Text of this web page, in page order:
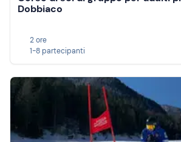
Dobbiaco
2 ore
1-8 partecipanti